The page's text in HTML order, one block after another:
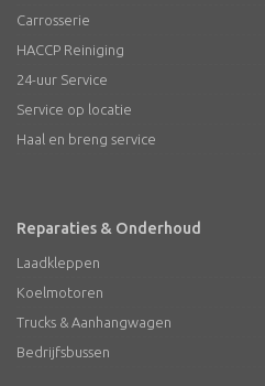
Carrosserie
HACCP Reiniging
24-uur Service
Service op locatie
Haal en breng service
Reparaties & Onderhoud
Laadkleppen
Koelmotoren
Trucks & Aanhangwagen
Bedrijfsbussen